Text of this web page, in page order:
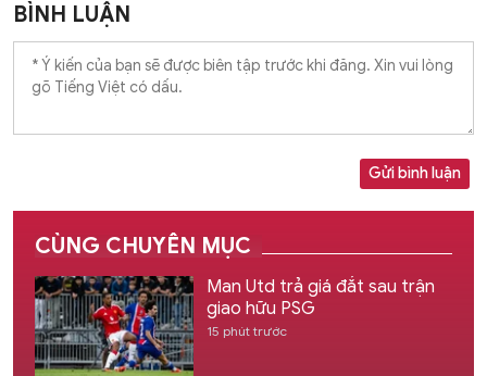
BÌNH LUẬN
Gửi bình luận
CÙNG CHUYÊN MỤC
Man Utd trả giá đắt sau trận
giao hữu PSG
15 phút trước